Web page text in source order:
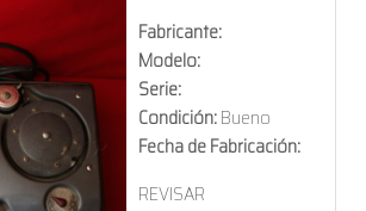
Fabricante:
Modelo:
Serie:
Condición:Bueno
Fecha de Fabricación:
REVISAR